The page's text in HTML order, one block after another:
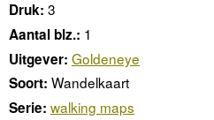
Druk: 3
Aantal blz.: 1
Uitgever: Goldeneye
Soort: Wandelkaart
Serie: walking maps